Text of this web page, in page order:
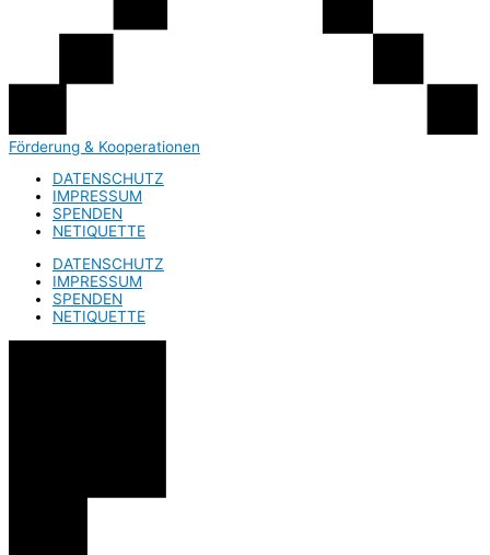
Förderung & Kooperationen
DATENSCHUTZ
IMPRESSUM
SPENDEN
NETIQUETTE
DATENSCHUTZ
IMPRESSUM
SPENDEN
NETIQUETTE